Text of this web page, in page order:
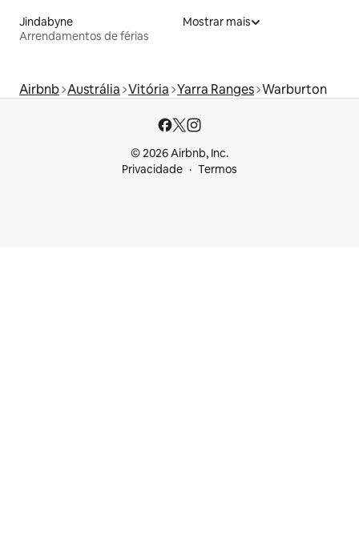
Jindabyne
Arrendamentos de férias
Mostrar mais
Airbnb Austrália Vitória Yarra Ranges Warburton
© 2026 Airbnb, Inc.
Privacidade
Termos